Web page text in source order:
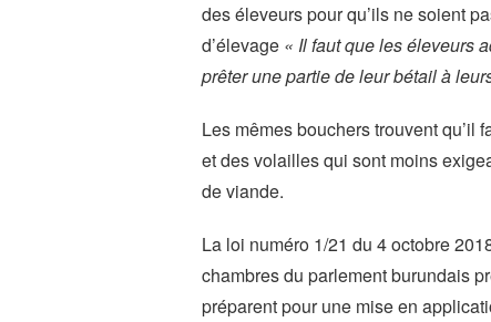
des éleveurs pour qu’ils ne soient
d’élevage « Il faut que les éleveurs
prêter une partie de leur bétail à
Les mêmes bouchers trouvent qu’il
et des volailles qui sont moins
de viande.
La loi numéro 1/21 du 4 octobre
chambres du parlement burundais
préparent pour une mise en